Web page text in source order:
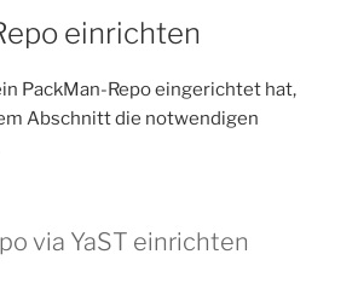
einrichten
PackMan-Repo eingerichtet hat,
Abschnitt die notwendigen
via YaST einrichten